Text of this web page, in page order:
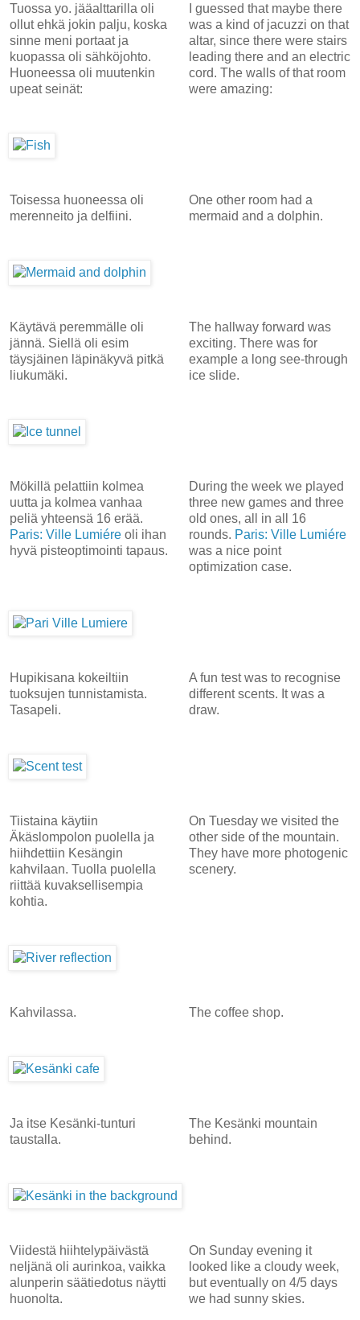
Tuossa yo. jääalttarilla oli
ollut ehkä jokin palju, koska
sinne meni portaat ja
kuopassa oli sähköjohto.
Huoneessa oli muutenkin
upeat seinät:
I guessed that maybe there
was a kind of jacuzzi on that
altar, since there were stairs
leading there and an electric
cord. The walls of that room
were amazing:
Toisessa huoneessa oli
merenneito ja delfiini.
One other room had a
mermaid and a dolphin.
Käytävä peremmälle oli
jännä. Siellä oli esim
täysjäinen läpinäkyvä pitkä
liukumäki.
The hallway forward was
exciting. There was for
example a long see-through
ice slide.
Mökillä pelattiin kolmea
uutta ja kolmea vanhaa
peliä yhteensä 16 erää.
Paris: Ville Lumiére oli ihan
hyvä pisteoptimointi tapaus.
During the week we played
three new games and three
old ones, all in all 16
rounds. Paris: Ville Lumiére
was a nice point
optimization case.
Hupikisana kokeiltiin
tuoksujen tunnistamista.
Tasapeli.
A fun test was to recognise
different scents. It was a
draw.
Tiistaina käytiin
Äkäslompolon puolella ja
hiihdettiin Kesängin
kahvilaan. Tuolla puolella
riittää kuvaksellisempia
kohtia.
On Tuesday we visited the
other side of the mountain.
They have more photogenic
scenery.
Kahvilassa. The coffee shop.
Ja itse Kesänki-tunturi
taustalla.
The Kesänki mountain
behind.
Viidestä hiihtelypäivästä
neljänä oli aurinkoa, vaikka
alunperin säätiedotus näytti
huonolta.
On Sunday evening it
looked like a cloudy week,
but eventually on 4/5 days
we had sunny skies.